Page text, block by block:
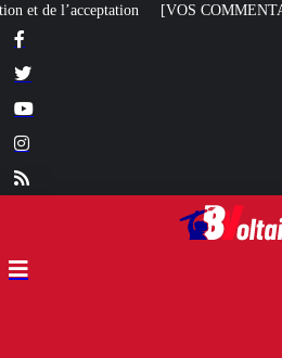
« Technique de l’Autruche